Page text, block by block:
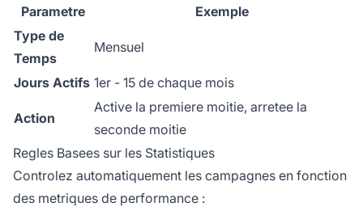
Parametre
Exemple
Type de
Temps
Mensuel
Jours Actifs 1er - 15 de chaque mois
Action
Active la premiere moitie, arretee la
seconde moitie
Regles Basees sur les Statistiques
Controlez automatiquement les campagnes en fonction
des metriques de performance :